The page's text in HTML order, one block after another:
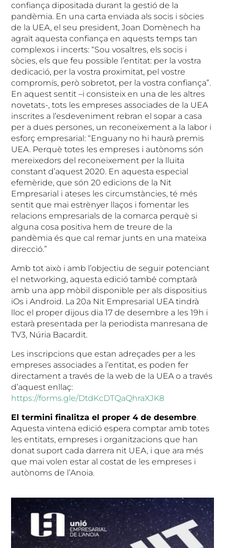
confiança dipositada durant la gestió de la
pandèmia. En una carta enviada als socis i sòcies
de la UEA, el seu president, Joan Domènech ha
agraït aquesta confiança en aquests temps tan
complexos i incerts: “Sou vosaltres, els socis i
sòcies, els que feu possible l’entitat: per la vostra
dedicació, per la vostra proximitat, pel vostre
compromís, però sobretot, per la vostra confiança”.
En aquest sentit –i consisteix en una de les altres
novetats-, tots les empreses associades de la UEA
inscrites a l’esdeveniment rebran el sopar a casa
per a dues persones, un reconeixement a la labor i
esforç empresarial: “Enguany no hi haurà premis
UEA. Perquè totes les empreses i autònoms són
mereixedors del reconeixement per la lluita
constant d’aquest 2020. En aquesta especial
efemèride, que són 20 edicions de la Nit
Empresarial i ateses les circumstàncies, té més
sentit que mai estrènyer llaços i fomentar les
relacions empresarials de la comarca perquè si
alguna cosa positiva hem de treure de la
pandèmia és que cal remar junts en una mateixa
direcció.”
Amb tot això i amb l’objectiu de seguir potenciant
el networking, aquesta edició també comptarà
amb una app mòbil disponible per als dispositius
iOs i Android. La 20a Nit Empresarial UEA tindrà
lloc el proper dijous dia 17 de desembre a les 19h i
estarà presentada per la periodista manresana de
TV3, Núria Bacardit.
Les inscripcions que estan adreçades per a les
empreses associades a l’entitat, es poden fer
directament a través de la web de la UEA o a través
d’aquest enllaç:
https://forms.gle/DtdKcDTQaQhraXJK8
El termini finalitza el proper 4 de desembre.
Aquesta vintena edició espera comptar amb totes
les entitats, empreses i organitzacions que han
donat suport cada darrera nit UEA, i que ara més
que mai volen estar al costat de les empreses i
autònoms de l’Anoia.